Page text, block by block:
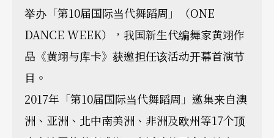
举办「第10届国际当代舞蹈周」（ONE
DANCE WEEK），我国新生代编舞家黄翊作
品《黄翊与库卡》获邀担任该活动开幕首演节
目。
2017年「第10届国际当代舞蹈周」邀集来自澳
洲、亚洲、北中南美洲、非洲及欧州等17个顶